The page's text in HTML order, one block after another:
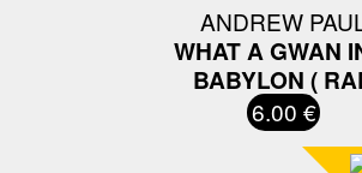
ANDREW
WHAT A GWAN
BABYLON (
6.00 €